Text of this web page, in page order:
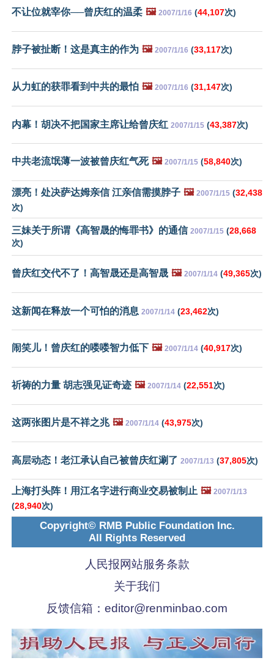
不让位就宰你──曾庆红的温柔 🖼️ 2007/1/16 (44,107次)
脖子被扯断！这是真主的作为 🖼️ 2007/1/16 (33,117次)
从力虹的获罪看到中共的最怕 🖼️ 2007/1/16 (31,147次)
内幕！胡决不把国家主席让给曾庆红 2007/1/15 (43,387次)
中共老流氓薄一波被曾庆红气死 🖼️ 2007/1/15 (58,840次)
漂亮！处决萨达姆亲信 江亲信需摸脖子 🖼️ 2007/1/15 (32,438
次)
三妹关于所谓《高智晟的悔罪书》的通信 2007/1/15 (28,668
次)
曾庆红交代不了！高智晟还是高智晟 🖼️ 2007/1/14 (49,365次)
这新闻在释放一个可怕的消息 2007/1/14 (23,462次)
闹笑儿！曾庆红的喽喽智力低下 🖼️ 2007/1/14 (40,917次)
祈祷的力量 胡志强见证奇迹 🖼️ 2007/1/14 (22,551次)
这两张图片是不祥之兆 🖼️ 2007/1/14 (43,975次)
高层动态！老江承认自己被曾庆红涮了 2007/1/13 (37,805次)
上海打头阵！用江名字进行商业交易被制止 🖼️ 2007/1/13
(28,940次)
Copyright© RMB Public Foundation Inc.
All Rights Reserved
人民报网站服务条款
关于我们
反馈信箱： editor@renminbao.com